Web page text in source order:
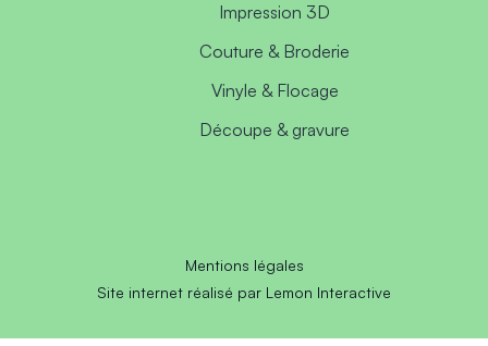
Impression 3D
Couture & Broderie
Vinyle & Flocage
Découpe & gravure
Mentions légales
Site internet réalisé par Lemon Interactive